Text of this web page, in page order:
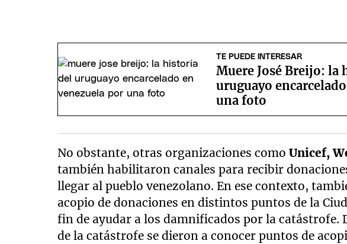
TE PUEDE INTERESAR
Muere José Breijo: la
uruguayo
una foto
No obstante, otras organizaciones como Unicef,
también habilitaron canales para recibir
llegar al pueblo venezolano. En ese contexto,
acopio de donaciones en distintos puntos de la
fin de ayudar a los damnificados por la catástrofe.
de la catástrofe se dieron a conocer puntos de